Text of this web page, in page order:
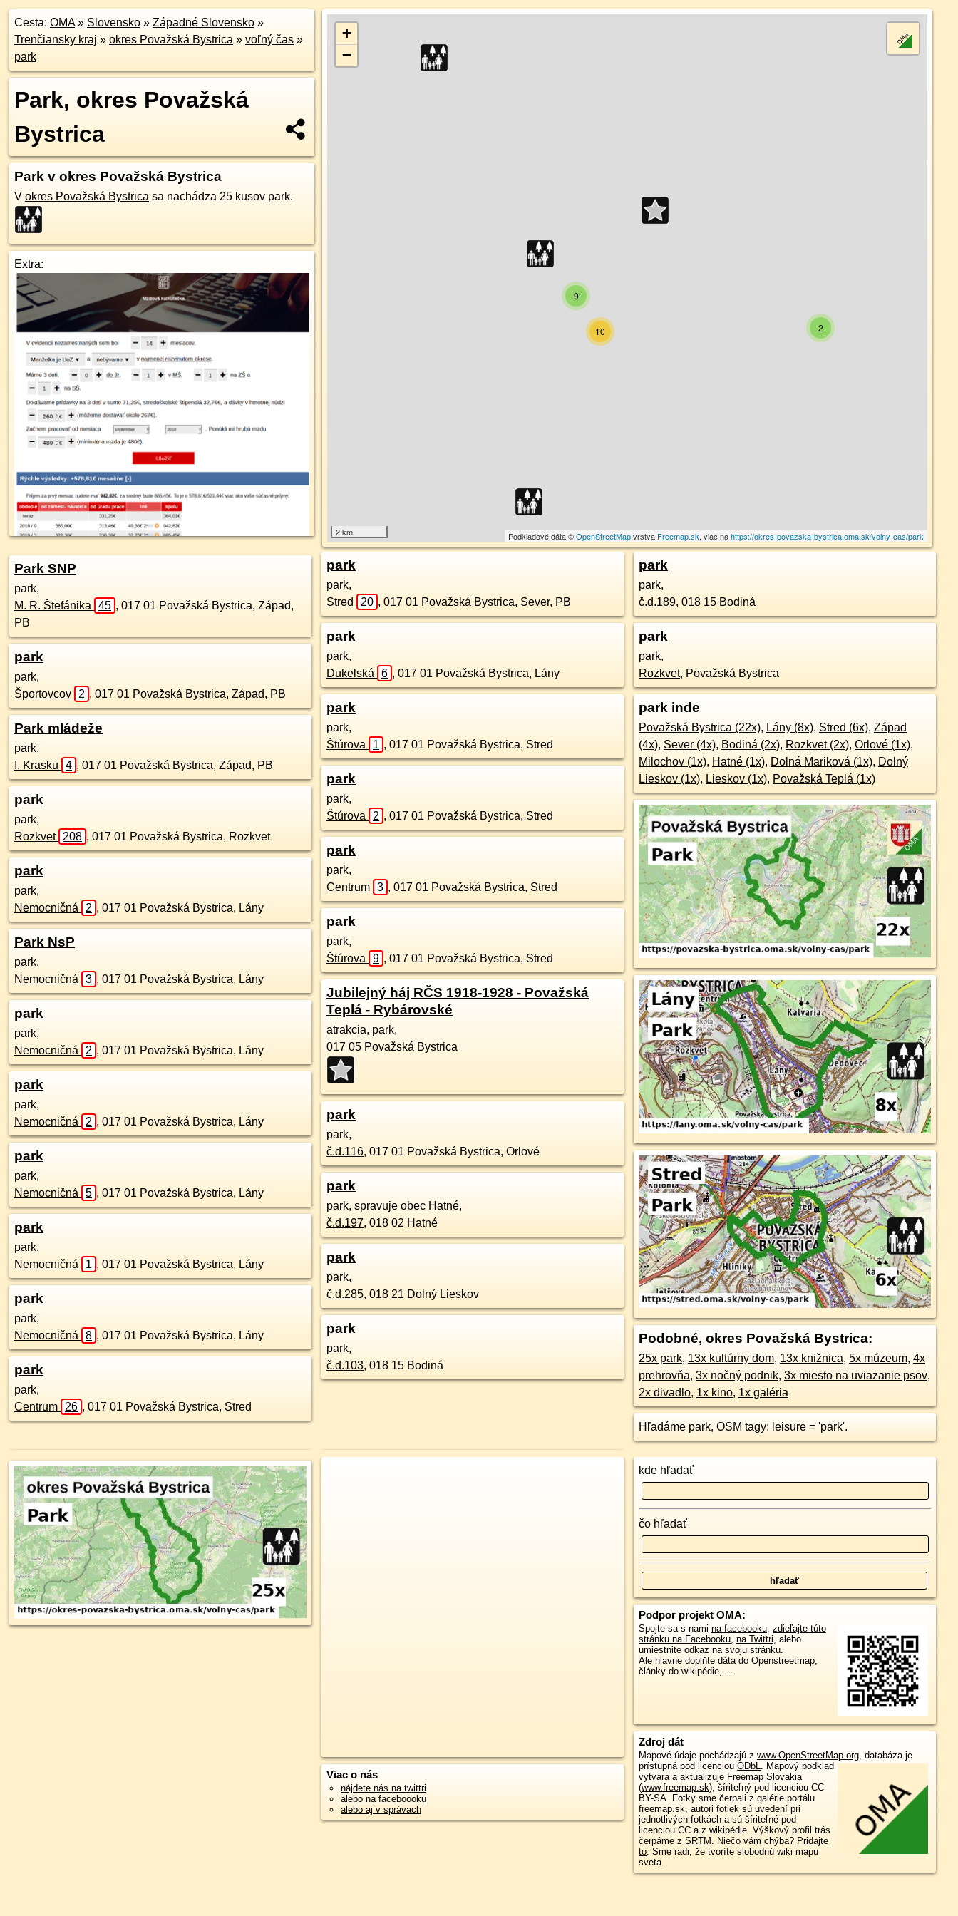
Cesta: OMA» Slovensko » Západné Slovensko »
Trenčiansky kraj » okres Považská Bystrica » voľný čas »
park
Park, okres Považská
Bystrica
Park v okres Považská Bystrica
V okres Považská Bystrica sa nachádza 25 kusov park.
Extra:
2
10
9
+
−
2 km Podkladové dáta ©OpenStreetMapvrstva Freemap.sk, viac nahttps://okres-povazska-bystrica.oma.sk/volny-cas/park
Park SNP
park,
M. R. Štefánika
45 , 017 01 Považská Bystrica, Západ,
PB
park
park,
Športovcov
2 , 017 01 Považská Bystrica, Západ, PB
Park mládeže
park,
I. Krasku
4 , 017 01 Považská Bystrica, Západ, PB
park
park,
Rozkvet 208 , 017 01 Považská Bystrica, Rozkvet
park
park,
Nemocničná
2 , 017 01 Považská Bystrica, Lány
Park NsP
park,
Nemocničná
3 , 017 01 Považská Bystrica, Lány
park
park,
Nemocničná
2 , 017 01 Považská Bystrica, Lány
park
park,
Nemocničná
2 , 017 01 Považská Bystrica, Lány
park
park,
Nemocničná
5 , 017 01 Považská Bystrica, Lány
park
park,
Nemocničná
1 , 017 01 Považská Bystrica, Lány
park
park,
Nemocničná
8 , 017 01 Považská Bystrica, Lány
park
park,
Centrum
26 , 017 01 Považská Bystrica, Stred
park
park,
Stred
20 , 017 01 Považská Bystrica, Sever, PB
park
park,
Dukelská
6 , 017 01 Považská Bystrica, Lány
park
park,
Štúrova
1 , 017 01 Považská Bystrica, Stred
park
park,
Štúrova
2 , 017 01 Považská Bystrica, Stred
park
park,
Centrum 3 , 017 01 Považská Bystrica, Stred
park
park,
Štúrova
9 , 017 01 Považská Bystrica, Stred
Jubilejný háj RČS 1918-1928 - Považská
Teplá - Rybárovské
atrakcia, park,
017 05 Považská Bystrica
park
park,
č.d.116, 017 01 Považská Bystrica, Orlové
park
park, spravuje obec Hatné,
č.d.197, 018 02 Hatné
park
park,
č.d.285, 018 21 Dolný Lieskov
park
park,
č.d.103, 018 15 Bodiná
park
park,
č.d.189, 018 15 Bodiná
park
park,
Rozkvet, Považská Bystrica
park inde
Považská Bystrica (22x), Lány (8x), Stred (6x), Západ
(4x), Sever (4x), Bodiná (2x), Rozkvet (2x), Orlové (1x),
Milochov (1x), Hatné (1x), Dolná Mariková (1x), Dolný
Lieskov (1x), Lieskov (1x), Považská Teplá (1x)
Podobné, okres Považská Bystrica:
25x park, 13x kultúrny dom, 13x knižnica, 5x múzeum, 4x
prehrovňa, 3x nočný podnik, 3x miesto na uviazanie psov,
2x divadlo, 1x kino, 1x galéria
Hľadáme park, OSM tagy: leisure = 'park'.
Viac o nás
nájdete nás na twittri
alebo na faceboooku
alebo aj v správach
kde hľadať
čo hľadať
Podpor projekt OMA:
Spojte sa s nami na facebooku, zdieľajte túto
stránku na Facebooku, na Twittri, alebo
umiestnite odkaz na svoju stránku.
Ale hlavne doplňte dáta do Openstreetmap,
články do wikipédie, ...
Zdroj dát
Mapové údaje pochádzajú z www.OpenStreetMap.org, databáza je
prístupná pod licenciou ODbL. Mapový podklad
vytvára a aktualizuje Freemap Slovakia
(www.freemap.sk), šíriteľný pod licenciou CC-
BY-SA. Fotky sme čerpali z galérie portálu
freemap.sk, autori fotiek sú uvedení pri
jednotlivých fotkách a sú šíriteľné pod
licenciou CC a z wikipédie. Výškový profil trás
čerpáme z SRTM . Niečo vám chýba? Pridajte
to. Sme radi, že tvoríte slobodnú wiki mapu
sveta.